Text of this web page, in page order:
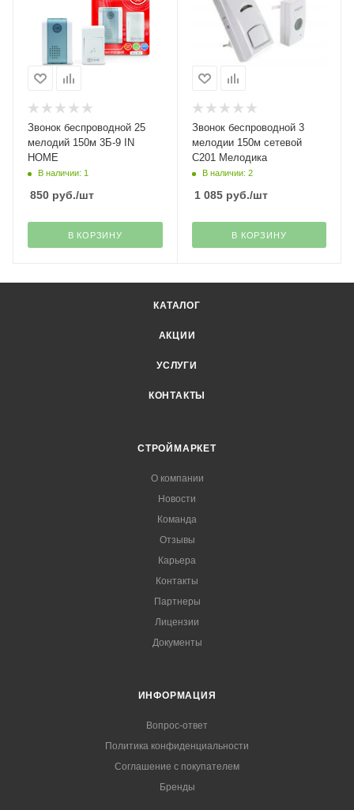
Звонок беспроводной 25
мелодий 150м 3Б-9 IN
HOME
В наличии: 1
850 руб./шт
В КОРЗИНУ
Звонок беспроводной 3
мелодии 150м сетевой
С201 Мелодика
В наличии: 2
1 085руб./шт
В КОРЗИНУ
КАТАЛОГ
АКЦИИ
УСЛУГИ
КОНТАКТЫ
СТРОЙМАРКЕТ
О компании
Новости
Команда
Отзывы
Карьера
Контакты
Партнеры
Лицензии
Документы
ИНФОРМАЦИЯ
Вопрос-ответ
Политика конфиденциальности
Соглашение с покупателем
Бренды